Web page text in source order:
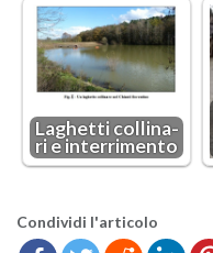
La­ghet­ti col­li­na­
ri e in­ter­ri­men­to
Con­di­vi­di l'ar­ti­co­lo